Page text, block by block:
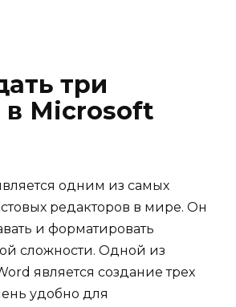
три
в Microsoft
одним из самых
редакторов в мире. Он
и форматировать
сложности. Одной из
является создание трех
удобно для